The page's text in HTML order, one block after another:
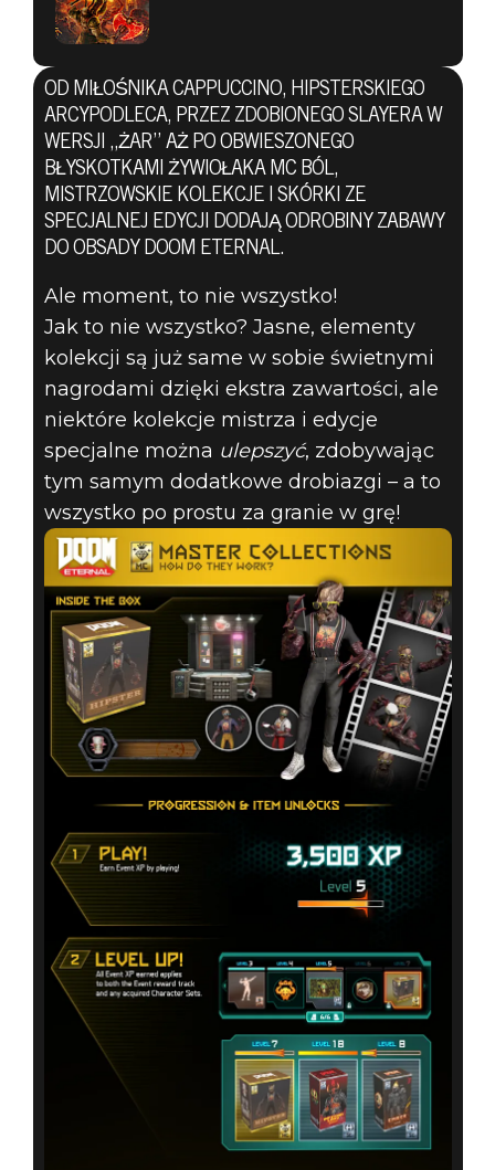
DOOM® Eternal
AWANSUJ
SWOJĄ
KOLEKCJĘ I
ZGARNIJ
JESZCZE
WIĘCEJ
BEZPŁATNYCH
NAGRÓD!
OD MIŁOŚNIKA CAPPUCCINO, HIPSTERSKIEGO
ARCYPODLECA, PRZEZ ZDOBIONEGO SLAYERA W
WERSJI „ŻAR” AŻ PO OBWIESZONEGO
BŁYSKOTKAMI ŻYWIOŁAKA MC BÓL,
MISTRZOWSKIE KOLEKCJE I SKÓRKI ZE
SPECJALNEJ EDYCJI DODAJĄ ODROBINY ZABAWY
DO OBSADY DOOM ETERNAL.
Ale moment, to nie wszystko!
Jak to nie wszystko? Jasne, elementy
kolekcji są już same w sobie świetnymi
nagrodami dzięki ekstra zawartości, ale
niektóre kolekcje mistrza i edycje
specjalne można ulepszyć, zdobywając
tym samym dodatkowe drobiazgi – a to
wszystko po prostu za granie w grę!